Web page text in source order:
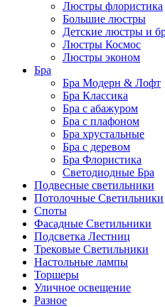
Люстры флористика
Большие люстры
Детские люстры и
Люстры Космос
Люстры эконом
Бра
Бра Модерн & Лофт
Бра Классика
Бра с абажуром
Бра с плафоном
Бра хрустальные
Бра с деревом
Бра Флористика
Светодиодные Бра
Подвесные светильники
Потолочные Светильники
Споты
Фасадные Светильники
Подсветка Лестниц
Трековые Светильники
Настольные лампы
Торшеры
Уличное освещение
Разное